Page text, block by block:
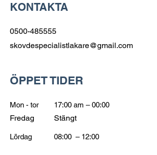
KONTAKTA
0500-485555
skovdespecialistlakare@gmail.com
ÖPPET TIDER
Mon - tor 17:00 am – 00:00
Fredag Stängt
Lördag 08:00 – 12:00